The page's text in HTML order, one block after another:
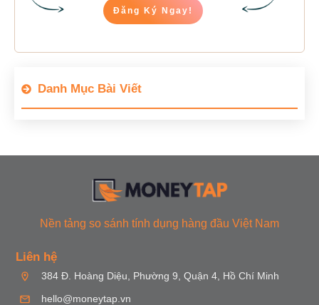
Đăng Ký Ngay!
Danh Mục Bài Viết
Nền tảng so sánh tính dụng hàng đầu Việt Nam
Liên hệ
384 Đ. Hoàng Diệu, Phường 9, Quận 4, Hồ Chí Minh
hello@moneytap.vn